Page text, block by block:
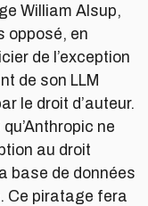
William Alsup,
opposé, en
de l’exception
de son LLM
le droit d’auteur.
ne
au droit
base de données
Ce piratage fera